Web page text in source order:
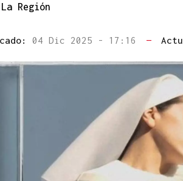
La Región
04 Dic 2025 - 17:16 —